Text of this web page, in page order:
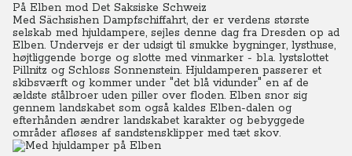
På Elben mod Det Saksiske Schweiz
Med Sächsishen Dampfschiffahrt, der er verdens største
selskab med hjuldampere, sejles denne dag fra Dresden op ad
Elben. Undervejs er der udsigt til smukke bygninger, lysthuse,
højtliggende borge og slotte med vinmarker - bl.a. lystslottet
Pillnitz og Schloss Sonnenstein. Hjuldamperen passerer et
skibsværft og kommer under "det blå vidunder" en af de
ældste stålbroer uden piller over floden. Elben snor sig
gennem landskabet som også kaldes Elben-dalen og
efterhånden ændrer landskabet karakter og bebyggede
områder afløses af sandstensklipper med tæt skov.